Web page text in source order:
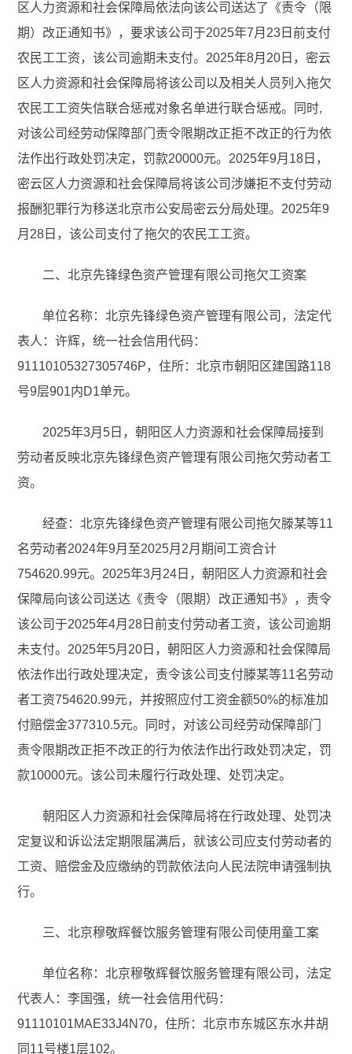
区人力资源和社会保障局依法向该公司送达了《责令（限
期）改正通知书》，要求该公司于2025年7月23日前支付
农民工工资，该公司逾期未支付。2025年8月20日，密云
区人力资源和社会保障局将该公司以及相关人员列入拖欠
农民工工资失信联合惩戒对象名单进行联合惩戒。同时,
对该公司经劳动保障部门责令限期改正拒不改正的行为依
法作出行政处罚决定，罚款20000元。2025年9月18日，
密云区人力资源和社会保障局将该公司涉嫌拒不支付劳动
报酬犯罪行为移送北京市公安局密云分局处理。2025年9
月28日，该公司支付了拖欠的农民工工资。
二、北京先锋绿色资产管理有限公司拖欠工资案
单位名称：北京先锋绿色资产管理有限公司，法定代
表人：许辉，统一社会信用代码：
91110105327305746P，住所：北京市朝阳区建国路118
号9层901内D1单元。
2025年3月5日，朝阳区人力资源和社会保障局接到
劳动者反映北京先锋绿色资产管理有限公司拖欠劳动者工
资。
经查：北京先锋绿色资产管理有限公司拖欠滕某等11
名劳动者2024年9月至2025月2月期间工资合计
754620.99元。2025年3月24日，朝阳区人力资源和社会
保障局向该公司送达《责令（限期）改正通知书》，责令
该公司于2025年4月28日前支付劳动者工资，该公司逾期
未支付。2025年5月20日，朝阳区人力资源和社会保障局
依法作出行政处理决定，责令该公司支付滕某等11名劳动
者工资754620.99元，并按照应付工资金额50%的标准加
付赔偿金377310.5元。同时，对该公司经劳动保障部门
责令限期改正拒不改正的行为依法作出行政处罚决定，罚
款10000元。该公司未履行行政处理、处罚决定。
朝阳区人力资源和社会保障局将在行政处理、处罚决
定复议和诉讼法定期限届满后，就该公司应支付劳动者的
工资、赔偿金及应缴纳的罚款依法向人民法院申请强制执
行。
三、北京穆敬辉餐饮服务管理有限公司使用童工案
单位名称：北京穆敬辉餐饮服务管理有限公司，法定
代表人：李国强，统一社会信用代码：
91110101MAE33J4N70，住所：北京市东城区东水井胡
同11号楼1层102。